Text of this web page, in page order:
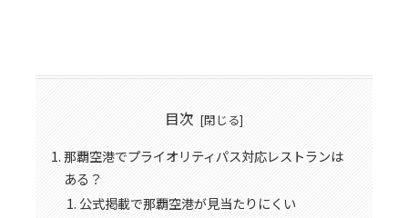
目次
那覇空港でプライオリティパス対応レストランは
ある？
公式掲載で那覇空港が見当たりにくい